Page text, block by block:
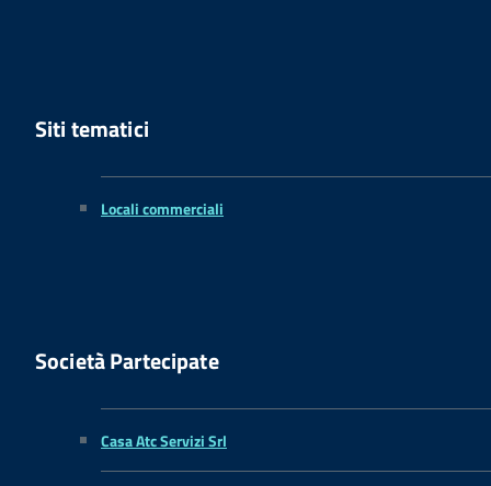
Siti tematici
Locali commerciali
Società Partecipate
Casa Atc Servizi Srl